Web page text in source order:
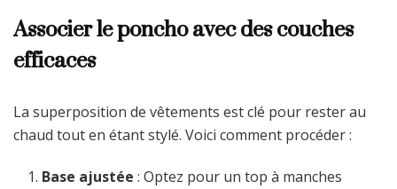
Associer le poncho avec des couches
efficaces
La superposition de vêtements est clé pour rester au
chaud tout en étant stylé. Voici comment procéder :
Base ajustée : Optez pour un top à manches